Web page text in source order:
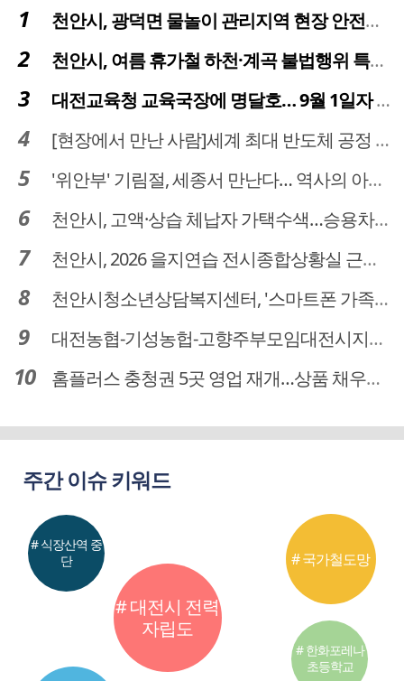
천안시, 광덕면 물놀이 관리지역 현장 안전점검 실시
천안시, 여름 휴가철 하천·계곡 불법행위 특별단속
대전교육청 교육국장에 명달호… 9월 1일자 181명 인사
[현장에서 만난 사람]세계 최대 반도체 공정 장비 제조 기업 ASML 한종호 매니저
'위안부' 기림절, 세종서 만난다… 역사의 아픔 치유, '평화의 장'
천안시, 고액·상습 체납자 가택수색…승용차 압류·공매 착수
천안시, 2026 을지연습 전시종합상황실 근무자 사전교육
천안시청소년상담복지센터, '스마트폰 가족치유캠프' 운영
대전농협-기성농헙-고향주부모임대전시지회, 이심점심 중식지원 봉사활동
홈플러스 충청권 5곳 영업 재개…상품 채우기 ‘속도전’
주간 이슈 키워드
# 대전시 전력
자립도
# 국가철도망
# 식장산역 중
단
# 한화포레나
초등학교